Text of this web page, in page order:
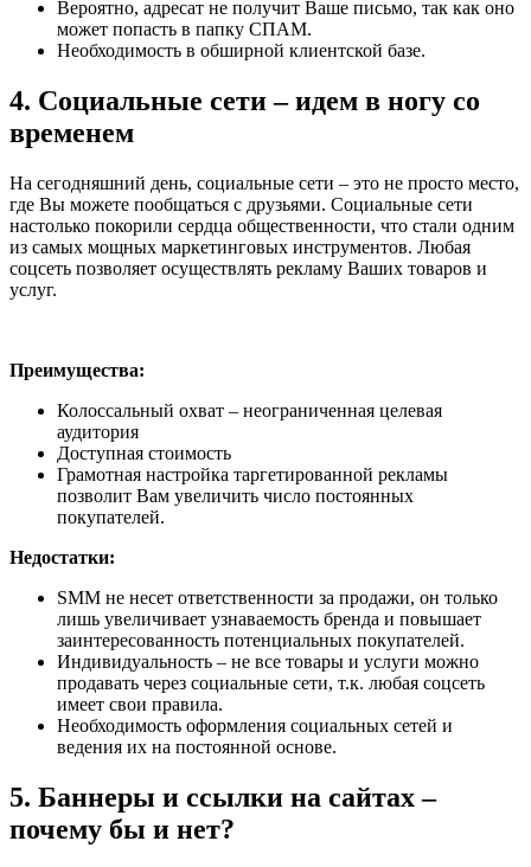
Вероятно, адресат не получит Ваше письмо, так как оно
может попасть в папку СПАМ.
Необходимость в обширной клиентской базе.
4. Социальные сети – идем в ногу со
временем
На сегодняшний день, социальные сети – это не просто место,
где Вы можете пообщаться с друзьями. Социальные сети
настолько покорили сердца общественности, что стали одним
из самых мощных маркетинговых инструментов. Любая
соцсеть позволяет осуществлять рекламу Ваших товаров и
услуг.
Преимущества:
Колоссальный охват – неограниченная целевая
аудитория
Доступная стоимость
Грамотная настройка таргетированной рекламы
позволит Вам увеличить число постоянных
покупателей.
Недостатки:
SMM не несет ответственности за продажи, он только
лишь увеличивает узнаваемость бренда и повышает
заинтересованность потенциальных покупателей.
Индивидуальность – не все товары и услуги можно
продавать через социальные сети, т.к. любая соцсеть
имеет свои правила.
Необходимость оформления социальных сетей и
ведения их на постоянной основе.
5. Баннеры и ссылки на сайтах –
почему бы и нет?